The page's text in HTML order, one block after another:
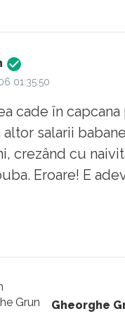
01:35:50
cade în
salarii
crezând cu
Eroare! E
sunt indecend
companiile
INDECENT
de Respirat
Gheorghe